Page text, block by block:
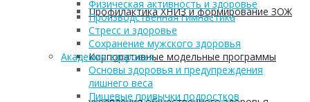
Профилактика ХНИЗ и формирование ЗОЖ
Корпоративные модельные программы
Физическая активность и здоровье
Производственная гимнастика
Стресс и здоровье
Сохранение мужского здоровья
Академия здоровья
Основы здоровья и предупреждения
лишнего веса
Пищевые привычки подростков